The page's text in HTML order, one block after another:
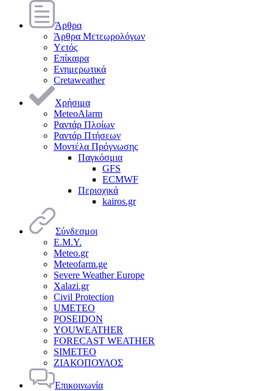
Άρθρα
Άρθρα Μετεωρολόγων
Υετός
Επίκαιρα
Ενημερωτικά
Cretaweather
Χρήσιμα
MeteoAlarm
Ραντάρ Πλοίων
Ραντάρ Πτήσεων
Μοντέλα Πρόγνωσης
Παγκόσμια
GFS
ECMWF
Περιοχικά
kairos.gr
Σύνδεσμοι
Ε.Μ.Υ.
Meteo.gr
Meteofarm.ge
Severe Weather Europe
Xalazi.gr
Civil Protection
UMETEO
POSEIDON
YOUWEATHER
FORECAST WEATHER
SIMETEO
ΖΙΑΚΟΠΟΥΛΟΣ
Επικοινωνία